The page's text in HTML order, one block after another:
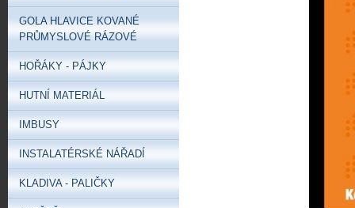
GOLA HLAVICE KOVANÉ
PRŮMYSLOVÉ RÁZOVÉ
HOŘÁKY - PÁJKY
HUTNÍ MATERIÁL
IMBUSY
INSTALATÉRSKÉ NÁŘADÍ
KLADIVA - PALIČKY